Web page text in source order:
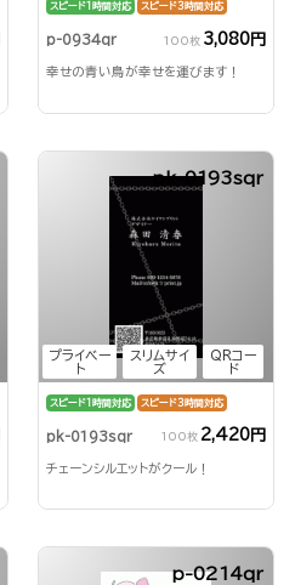
スピード1時間対応 スピード3時間対応
p-0934qr 100枚 3,080円
幸せの青い鳥が幸せを運びます！
プライベー
ト
スリムサイ
ズ
QRコー
ド
pk-0193sqr
スピード1時間対応 スピード3時間対応
pk-0193sqr 100枚 2,420円
チェーンシルエットがクール！
p-0214qr